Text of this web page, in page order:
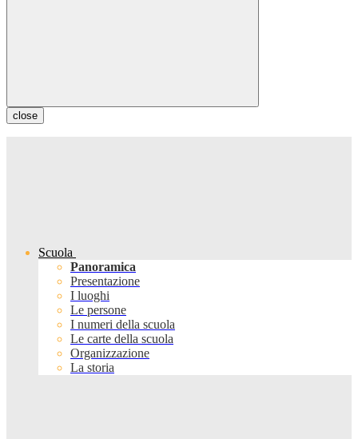
close
Scuola
Panoramica
Presentazione
I luoghi
Le persone
I numeri della scuola
Le carte della scuola
Organizzazione
La storia